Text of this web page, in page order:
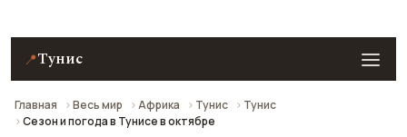
📍Тунис
Главная Весь мир Африка Тунис
Тунис
Сезон и погода в Тунисе в октябре